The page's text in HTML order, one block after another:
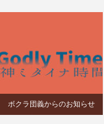
ボクラ団義からのお知らせ